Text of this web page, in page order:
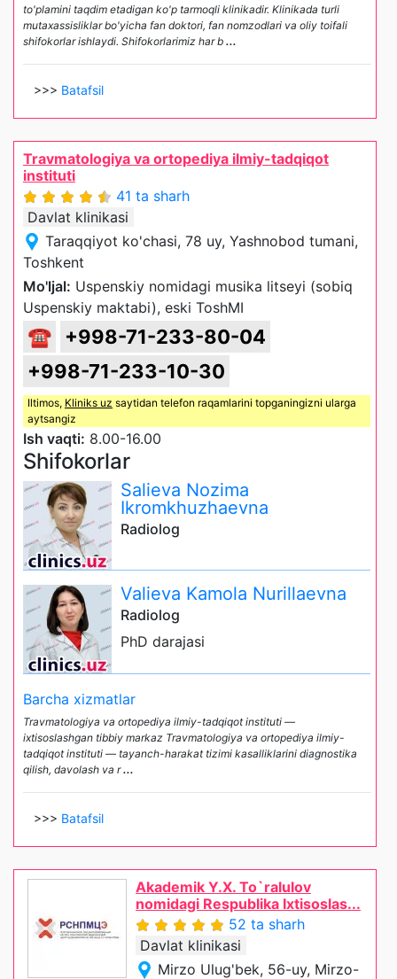
to'plamini taqdim etadigan ko'p tarmoqli klinikadir. Klinikada turli
mutaxassisliklar bo'yicha fan doktori, fan nomzodlari va oliy toifali
shifokorlar ishlaydi. Shifokorlarimiz har b ...
>>> Batafsil
Travmatologiya va ortopediya ilmiy-tadqiqot
instituti
41 ta sharh
Davlat klinikasi
Taraqqiyot ko'chasi, 78 uy, Yashnobod tumani,
Toshkent
Mo'ljal: Uspenskiy nomidagi musika litseyi (sobiq
Uspenskiy maktabi), eski ToshMI
☎
+998-71-233-80-04
+998-71-233-10-30
Iltimos, Kliniks uz saytidan telefon raqamlarini topganingizni ularga
aytsangiz
Ish vaqti: 8.00-16.00
Shifokorlar
Salieva Nozima
Ikromkhuzhaevna
Radiolog
Valieva Kamola Nurillaevna
Radiolog
PhD darajasi
Barcha xizmatlar
Travmatologiya va ortopediya ilmiy-tadqiqot instituti —
ixtisoslashgan tibbiy markaz Travmatologiya va ortopediya ilmiy-
tadqiqot instituti — tayanch-harakat tizimi kasalliklarini diagnostika
qilish, davolash va r...
>>> Batafsil
Akademik Y.X. To`ralulov
nomidagi Respublika Ixtisoslas...
52 ta sharh
Davlat klinikasi
Mirzo Ulug'bek, 56-uy, Mirzo-